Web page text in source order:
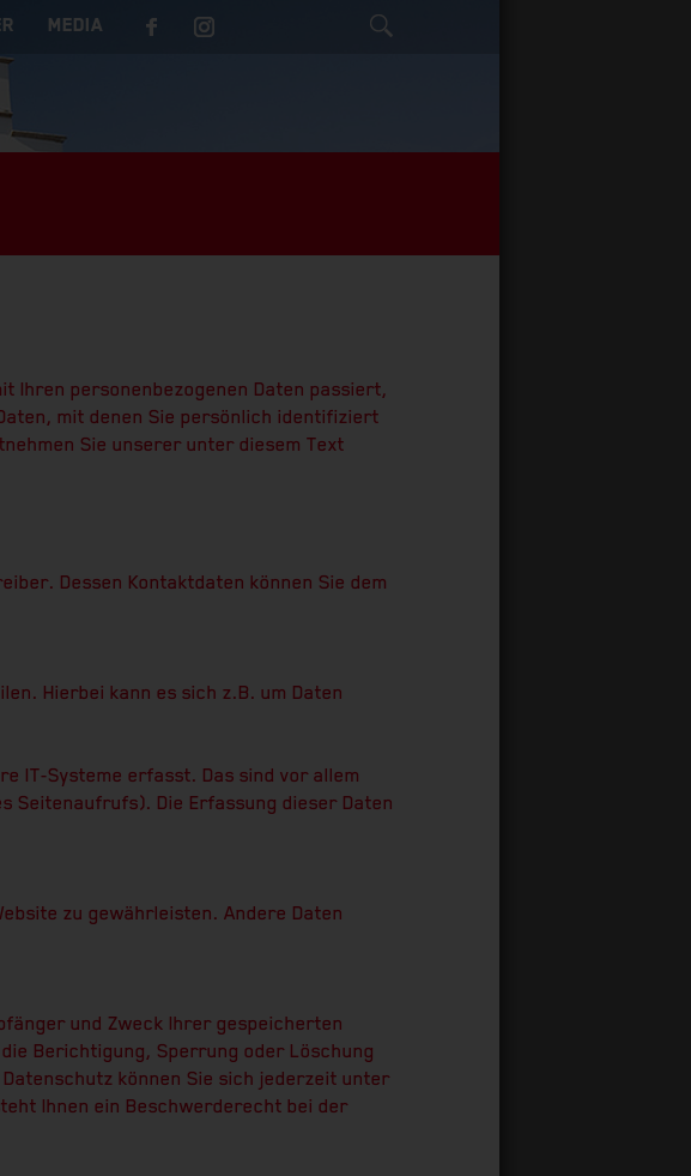
MEDIA
Ihren personenbezogenen Daten passiert,
mit denen Sie persönlich identifiziert
Sie unserer unter diesem Text
Dessen Kontaktdaten können Sie dem
Hierbei kann es sich z.B. um Daten
IT-Systeme erfasst. Das sind vor allem
Seitenaufrufs). Die Erfassung dieser Daten
zu gewährleisten. Andere Daten
und Zweck Ihrer gespeicherten
Berichtigung, Sperrung oder Löschung
können Sie sich jederzeit unter
Ihnen ein Beschwerderecht bei der